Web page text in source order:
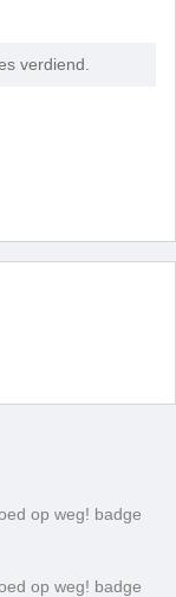
verdiend.
op weg! badge
op weg! badge